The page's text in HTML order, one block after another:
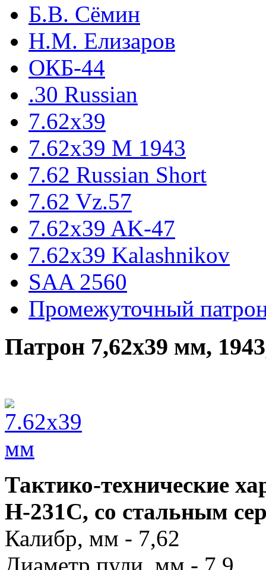
Б.В. Сёмин
Н.М. Елизаров
ОКБ-44
.30 Russian
7.62x39
7.62x39 М 1943
7.62 Russian Short
7.62 Vz.57
7.62x39 AK-47
7.62x39 Kalashnikov
SAA 2560
Промежуточный
Патрон 7,62х39 мм,
Тактико-технические
H-231C, со стальным
Калибр, мм - 7,62